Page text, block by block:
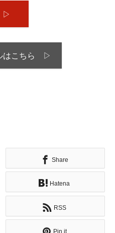
▷
はこちら ▷
Share
Hatena
RSS
Pin it